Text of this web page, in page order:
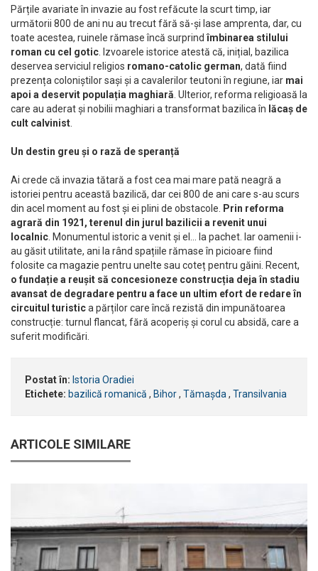
Părțile avariate în invazie au fost refăcute la scurt timp, iar
următorii 800 de ani nu au trecut fără să-și lase amprenta, dar, cu
toate acestea, ruinele rămase încă surprindîmbinarea stilului
roman cu cel gotic . Izvoarele istorice atestă că, inițial, bazilica
deservea serviciul religios romano-catolic german, dată fiind
prezența coloniștilor sași și a cavalerilor teutoni în regiune, iar mai
apoi a deservit populația maghiară . Ulterior, reforma religioasă la
care au aderat și nobilii maghiari a transformat bazilica în lăcaș de
cult calvinist
Un destin greu și o rază de speranță
Ai crede că invazia tătară a fost cea mai mare pată neagră a
istoriei pentru această bazilică, dar cei 800 de ani care s-au scurs
din acel moment au fost și ei plini de obstacole.
Prin reforma
agrară din 1921, terenul din jurul bazilicii a revenit unui
localnic . Monumentul istoric a venit și el… la pachet. Iar oamenii i-
au găsit utilitate, ani la rând spațiile rămase în picioare fiind
folosite ca magazie pentru unelte sau coteț pentru găini. Recent,
o fundație a reușit să concesioneze construcția deja în stadiu
avansat de degradare pentru a face un ultim efort de redare în
circuitul turistica părților care încă rezistă din impunătoarea
construcție: turnul flancat, fără acoperiș și corul cu absidă, care a
suferit modificări.
Postat în: Istoria Oradiei
Etichete: bazilică romanică , Bihor, Tămașda , Transilvania
ARTICOLE SIMILARE